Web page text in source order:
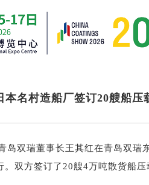
本名村造船厂签订20艘船压
岛双瑞董事长王其红在青岛双瑞
双方签订了20艘4万吨散货船压